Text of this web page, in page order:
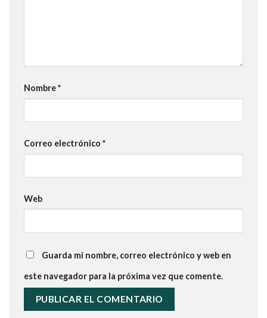
Nombre*
Correo electrónico *
Web
Guarda mi nombre, correo electrónico y web en
este navegador para la próxima vez que comente.